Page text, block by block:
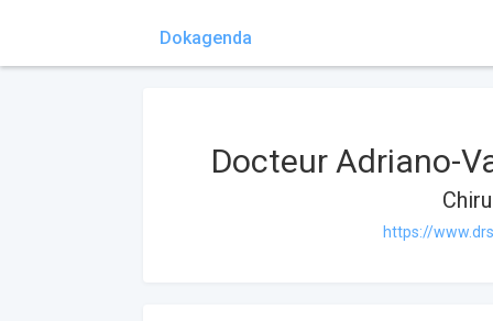
Dokagenda
Docteur Adriano-
https://